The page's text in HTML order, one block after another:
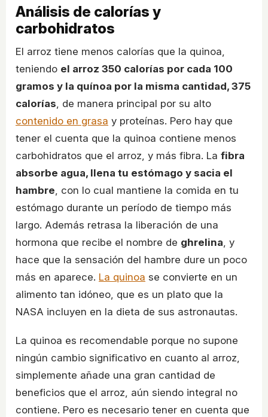
Análisis de calorías y
carbohidratos
El arroz tiene menos calorías que la quinoa,
teniendo el arroz 350 calorías por cada 100
gramos y la quínoa por la misma cantidad, 375
calorías, de manera principal por su alto
contenido en grasa y proteínas. Pero hay que
tener el cuenta que la quinoa contiene menos
carbohidratos que el arroz, y más fibra. La fibra
absorbe agua, llena tu estómago y sacia el
hambre, con lo cual mantiene la comida en tu
estómago durante un período de tiempo más
largo. Además retrasa la liberación de una
hormona que recibe el nombre de ghrelina, y
hace que la sensación del hambre dure un poco
más en aparece. La quinoa se convierte en un
alimento tan idóneo, que es un plato que la
NASA incluyen en la dieta de sus astronautas.
La quinoa es recomendable porque no supone
ningún cambio significativo en cuanto al arroz,
simplemente añade una gran cantidad de
beneficios que el arroz, aún siendo integral no
contiene. Pero es necesario tener en cuenta que